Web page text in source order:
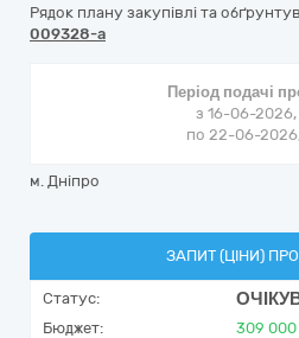
Рядок плану закупівлі та
009328-a
Період подачі
з 16-06-2026,
по 22-06-
м. Дніпро
ЗАПИТ (ЦІНИ)
Статус:
Бюджет: 309 000